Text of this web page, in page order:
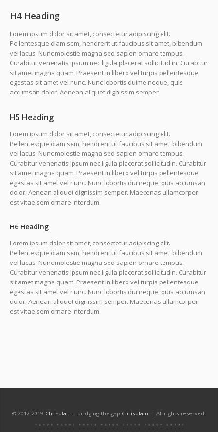
H4 Heading
Lorem ipsum dolor sit amet, consectetur adipiscing elit.
Pellentesque diam sem, hendrerit ut faucibus sit amet, bibendum
vel lacus. Nunc molestie magna sed sapien ornare tempus.
Curabitur venenatis ipsum nec ligula placerat sollicitud in. Curabitur
sit amet magna quam. Praesent in libero vel turpis pellentesque
egestas sit amet vel nunc. Nunc lobortis duime neque, quis
accumsan dolor. Aenean aliquet dignissim semper.
H5 Heading
Lorem ipsum dolor sit amet, consectetur adipiscing elit.
Pellentesque diam sem, hendrerit ut faucibus sit amet, bibendum
vel lacus. Nunc molestie magna sed sapien ornare tempus.
Curabitur venenatis ipsum nec ligula placerat sollicitudin. Curabitur
sit amet magna quam. Praesent in libero vel turpis pellentesque
egestas sit amet vel nunc. Nunc lobortis dui neque, quis accumsan
dolor. Aenean aliquet dignissim semper. Maecenas ullamcorper
est vitae sem ornare interdum.
H6 Heading
Lorem ipsum dolor sit amet, consectetur adipiscing elit.
Pellentesque diam sem, hendrerit ut faucibus sit amet, bibendum
vel lacus. Nunc molestie magna sed sapien ornare tempus.
Curabitur venenatis ipsum nec ligula placerat sollicitudin. Curabitur
sit amet magna quam. Praesent in libero vel turpis pellentesque
egestas sit amet vel nunc. Nunc lobortis dui neque, quis accumsan
dolor. Aenean aliquet dignissim semper. Maecenas ullamcorper
est vitae sem ornare interdum.
© 2012-2019 Chrisolam ...bridging the gap Chrisolam . | All rights reserved.